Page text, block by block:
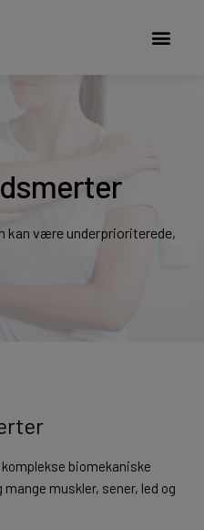
kan være underprioriterede,
biomekaniske
muskler, sener, led og